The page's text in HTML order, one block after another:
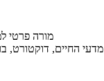
מורה פרטי
מדעי החיים, דוקטורט,